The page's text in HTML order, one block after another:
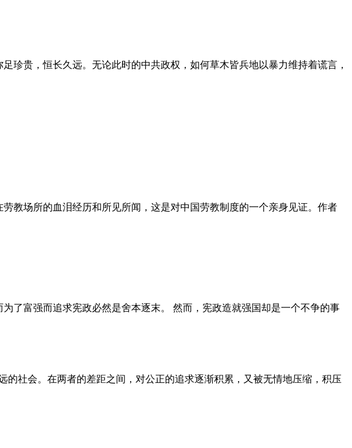
珍贵，恒长久远。无论此时的中共政权，如何草木皆兵地以暴力维持着谎言，
教场所的血泪经历和所见所闻，这是对中国劳教制度的一个亲身见证。作者
了富强而追求宪政必然是舍本逐末。 然而，宪政造就强国却是一个不争的事
社会。在两者的差距之间，对公正的追求逐渐积累，又被无情地压缩，积压